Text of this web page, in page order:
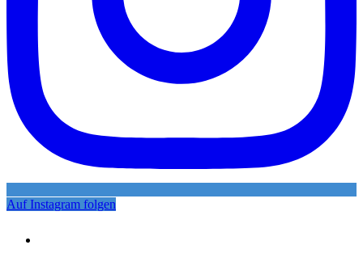
Auf Instagram folgen